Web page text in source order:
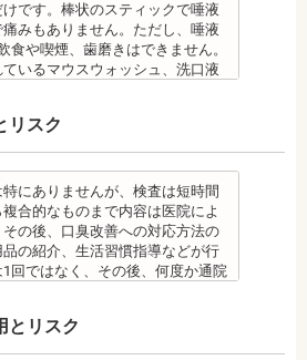
なかったり、定期的な来院がで
合は、治療期間が延びる可能性
、骨の硬さ、歯のかたちの場合
合は、治療期間が延びることが
が改善されても、まだ歯が元の
傾向があるため、一定期間動か
置にとどめておく保定が必要で
するまでの保定期間には個人差
も歯科医師の指示を守ってくだ
病を招きやすくなります。（矯
箇所の虫歯治療は、基本的に矯
ません。）
生すると一旦、装置を取り外し
なかったり、定期的な来院がで
治療期間が延びる場合がありま
、骨の硬さ、歯のかたちの場合
なる場合があります。
、歯並びに悪影響をあたえる癖
、治療期間が延びる場合があり
傾向があるため、一定期間動か
様の場合、発症する事がありま
期間が数年かかることがありま
す。
があります。その際は歯科医院
い。
なりのストレスを受ける患者様
装着するため、食べかすが詰ま
病を招きやすくなります。（矯
箇所の虫歯治療は、基本的に矯
する場合もあります。
しできる矯正装置や補助装置の
なって歯周病を進行させてしま
石除去は、専門の機器を使用
ことができます。
歯周病の治療となり歯のぐらつ
臭などが改善できます。
再付着することもあります。継
、定期的な施術が必要です。
を落とす審美目的として行われ
適用外となり自由診療となりま
い人もいます。
ト噴射で歯に吹き付け、歯にこ
とすことができます。
色やタバコのヤニ除去の用途とし
、歯周ポケット内の歯周病の細
ります。
利佳先生
命歯学部卒業
です。棒状のスティックで唾液
みもありません。ただし、唾液
食や喫煙、歯磨きはできません。
いるマウスウォッシュ、洗口液
に抗生物質を使用している場合も
ことがあるので時期を延ばす場
保険の適用外となり自由診療と
性質、虫歯の原因菌の量を知
フケア強化を目的とした検査で
る程歯が溶けやすい）
リスク
にありませんが、検査は短時間
合的なものまで内容は医院によ
の後、口臭改善への対応方法の
の紹介、生活習慣指導などが行
回ではなく、その後、何度か通院
と関わりがあることも多く、口
とリスク